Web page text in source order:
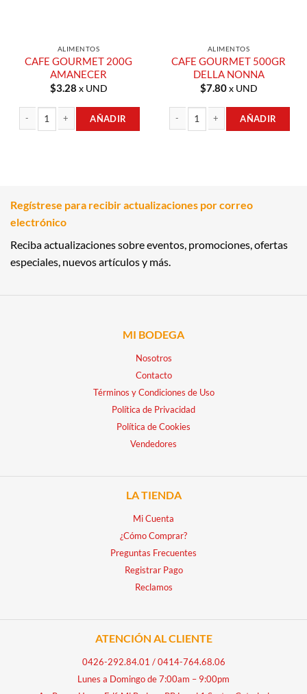
ALIMENTOS
CAFE GOURMET 200G
AMANECER
$3.28 x UND
AÑADIR
ALIMENTOS
CAFE GOURMET 500GR
DELLA NONNA
$7.80x UND
AÑADIR
Regístrese para recibir actualizaciones por correo
electrónico
Reciba actualizaciones sobre eventos, promociones, ofertas
especiales, nuevos artículos y más.
MI BODEGA
Nosotros
Contacto
Términos y Condiciones de Uso
Política de Privacidad
Política de Cookies
Vendedores
LA TIENDA
Mi Cuenta
¿Cómo Comprar?
Preguntas Frecuentes
Registrar Pago
Reclamos
ATENCIÓN AL CLIENTE
0426-292.84.01 /0414-764.68.06
Lunes a Domingo de 7:00am – 9:00pm